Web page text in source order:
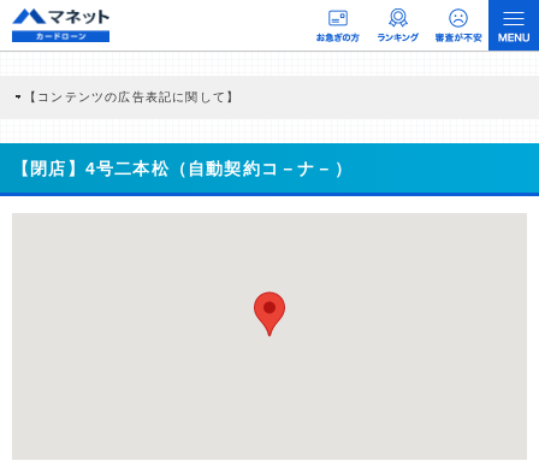
【コンテンツの広告表記に関して】
商品を根拠なくPRするものではなく、当編集部の調査／ユーザーへの口コミ収集な
どに基づき、公平性を担保した情報提供を行っています。
>提携企業一覧
【閉店】4号二本松（自動契約コ－ナ－）